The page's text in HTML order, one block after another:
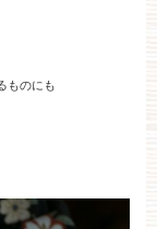
ものにも